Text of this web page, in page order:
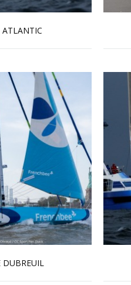
ATLANTIC
plus...
DUBREUIL
plus...